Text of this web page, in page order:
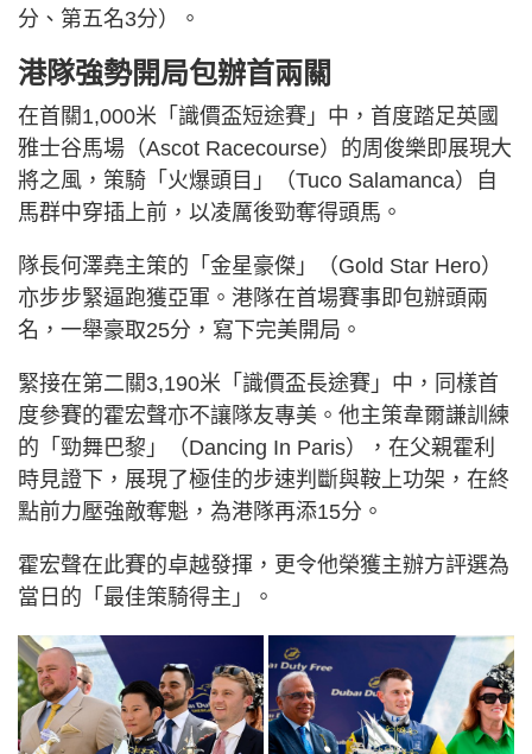
分、第五名3分）。
港隊強勢開局包辦首兩關
在首關1,000米「識價盃短途賽」中，首度踏足英國
雅士谷馬場（Ascot Racecourse）的周俊樂即展現大
將之風，策騎「火爆頭目」（Tuco Salamanca）自
馬群中穿插上前，以凌厲後勁奪得頭馬。
隊長何澤堯主策的「金星豪傑」（Gold Star Hero）
亦步步緊逼跑獲亞軍。港隊在首場賽事即包辦頭兩
名，一舉豪取25分，寫下完美開局。
緊接在第二關3,190米「識價盃長途賽」中，同樣首
度參賽的霍宏聲亦不讓隊友專美。他主策韋爾謙訓練
的「勁舞巴黎」（Dancing In Paris），在父親霍利
時見證下，展現了極佳的步速判斷與鞍上功架，在終
點前力壓強敵奪魁，為港隊再添15分。
霍宏聲在此賽的卓越發揮，更令他榮獲主辦方評選為
當日的「最佳策騎得主」。